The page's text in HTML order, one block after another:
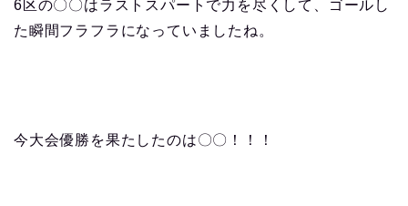
6区の〇〇はラストスパートで力を尽くして、ゴールし
た瞬間フラフラになっていましたね。
今大会優勝を果たしたのは〇〇！！！